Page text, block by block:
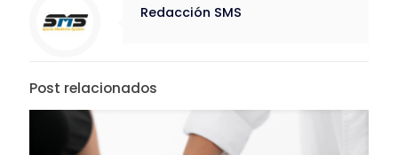
Redacción SMS
Post relacionados